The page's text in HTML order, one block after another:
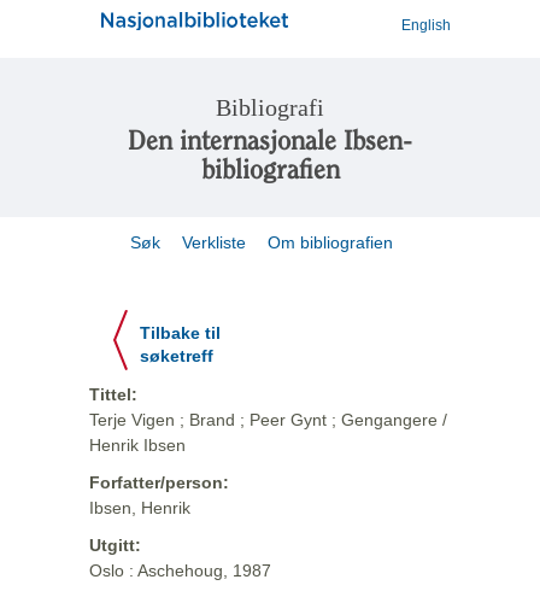
English
Bibliografi
Den internasjonale Ibsen-
bibliografien
Søk Verkliste Om bibliografien
Tilbake til
søketreff
Tittel:
Terje Vigen ; Brand ; Peer Gynt ; Gengangere /
Henrik Ibsen
Forfatter/person:
Ibsen, Henrik
Utgitt:
Oslo : Aschehoug, 1987